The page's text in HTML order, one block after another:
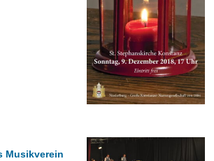
Musikverein